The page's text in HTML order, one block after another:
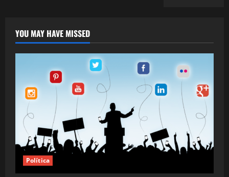
YOU MAY HAVE MISSED
Política